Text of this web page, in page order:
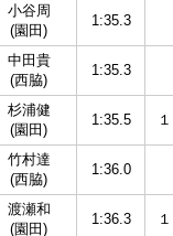
小谷周
(園田)
1:35.3
中田貴
(西脇)
1:35.3
杉浦健
(園田)
1:35.5
竹村達
(西脇)
1:36.0
渡瀬和
(園田)
1:36.3